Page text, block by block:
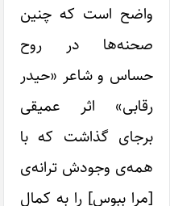
واضح است که چنین
صحنه‌ها‌ در روح
حساس و شاعر «حیدر
رقابی» اثر عمیقی
برجای گذاشت که با
همه‌ی وجودش ترانه‌ی
[مرا ببوس] را به کمال